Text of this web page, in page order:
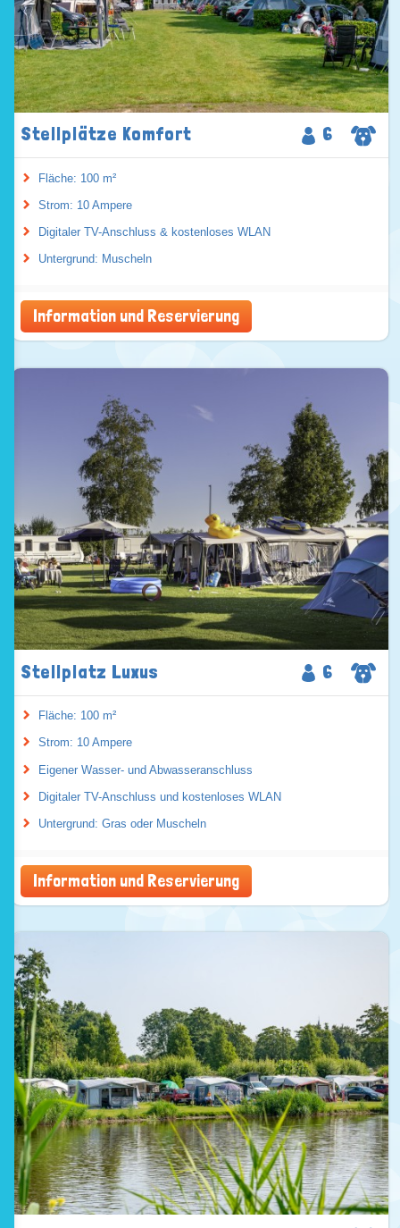
Stellplätze Komfort 6
Fläche: 100 m²
Strom: 10 Ampere
Digitaler TV-Anschluss & kostenloses WLAN
Untergrund: Muscheln
Information und Reservierung
Stellplatz Luxus 6
Fläche: 100 m²
Strom: 10 Ampere
Eigener Wasser- und Abwasseranschluss
Digitaler TV-Anschluss und kostenloses WLAN
Untergrund: Gras oder Muscheln
Information und Reservierung